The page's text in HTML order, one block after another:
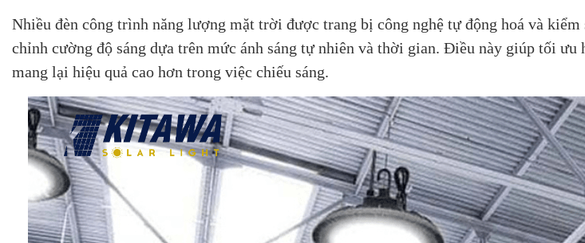
Nhiều đèn công trình năng lượng mặt trời được trang bị công nghệ tự động hoá và
chỉnh cường độ sáng dựa trên mức ánh sáng tự nhiên và thời gian. Điều này giúp tối ưu
mang lại hiệu quả cao hơn trong việc chiếu sáng.